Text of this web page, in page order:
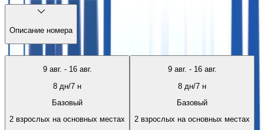
Описание номера
9 авг. - 16 авг.
8 дн/7 н
Базовый
2 взрослых на основных местах
9 авг. - 16 авг.
8 дн/7 н
Базовый
2 взрослых на основных местах